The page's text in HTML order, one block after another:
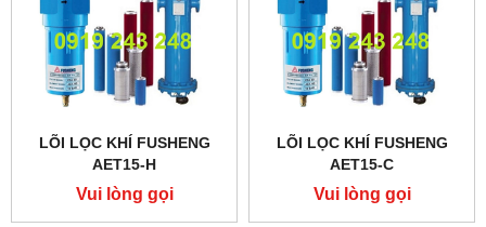
LÕI LỌC KHÍ FUSHENG
AET15-H
Vui lòng gọi
LÕI LỌC KHÍ FUSHENG
AET15-C
Vui lòng gọi